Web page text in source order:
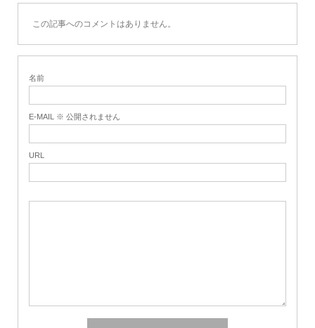
この記事へのコメントはありません。
名前
E-MAIL ※ 公開されません
URL